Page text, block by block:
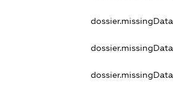
dossier.missingData
dossier.missingData
dossier.missingData